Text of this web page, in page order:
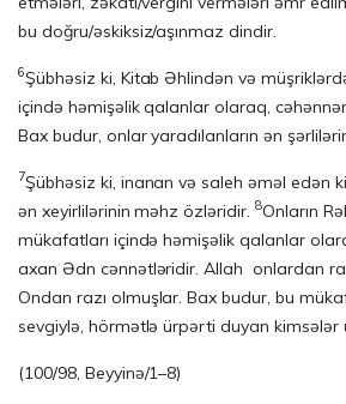
bu doğru/əskik­siz/aşın­maz dindir.
6Şübhəsiz ki, Kitab Əhlindən və
içində hə­mi­şəlik qalanlar olaraq,
Bax budur, onlar yaradılanların ən
7Şübhəsiz ki, inanan və saleh əməl edən
ən xeyirlilərinin məhz özləridir. 8Onların
mükafatları içində həmişəlik qalanlar
axan Ədn cənnətləridir. Allah onlardan
Ondan razı olmuşlar. Bax budur, bu
sevgiylə, hörmətlə ürpərti duyan kimsələr
(100/98, Beyyinə/1–8)